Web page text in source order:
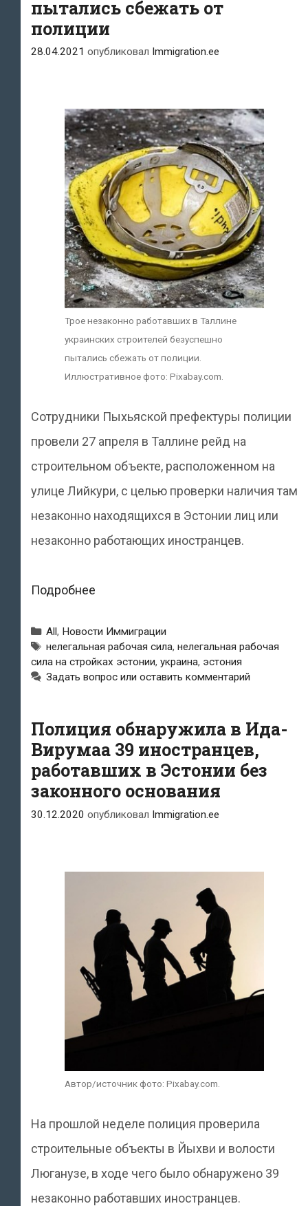
выслан
из
страны
пытались сбежать от
полиции
28.04.2021 опубликовал Immigration.ee
Трое незаконно работавших в Таллине
украинских строителей безуспешно
пытались сбежать от полиции.
Иллюстративное фото: Pixabay.com.
Сотрудники Пыхьяской префектуры полиции
провели 27 апреля в Таллине рейд на
строительном объекте, расположенном на
улице Лийкури, с целью проверки наличия там
незаконно находящихся в Эстонии лиц или
незаконно работающих иностранцев.
Подробнее
работавших
в
строителей
безуспешно
пытались
сбежать
Рубрики
All, Новости Иммиграции
Метки
нелегальная рабочая сила,нелегальная рабочая
сила на стройках эстонии, украина, эстония
Задать вопрос или оставить комментарий
Полиция обнаружила в Ида-
Вирумаа 39 иностранцев,
работавших в Эстонии без
законного основания
30.12.2020 опубликовал Immigration.ee
Автор/источник фото: Pixabay.com.
На прошлой неделе полиция проверила
строительные объекты в Йыхви и волости
Люганузе, в ходе чего было обнаружено 39
незаконно работавших иностранцев.